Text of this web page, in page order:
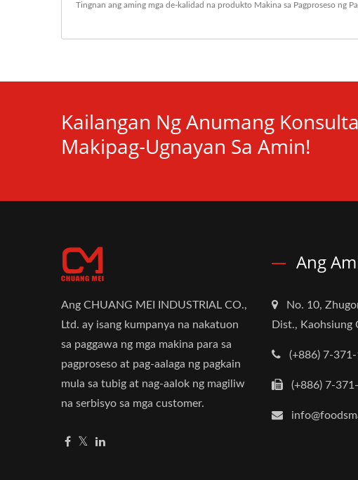
Tingnan ang aming mga de-kalidad na produkto Makina sa Pagproseso ng
Kailangan Ng Anumang
Makipag-Ugnayan Sa Amin!
Ang CHUANG MEI INDUSTRIAL CO.,
Ltd. ay isang kumpanya na nakatuon
sa paggawa ng mga makina para sa
pagproseso at pag-aalaga ng pagkain
mula sa tubig at nag-aalok ng magiliw
na serbisyo sa mga customer.
Ang
No. 10,
Dist., Kaohsiung
(+886) 7-371-
(+886) 7-